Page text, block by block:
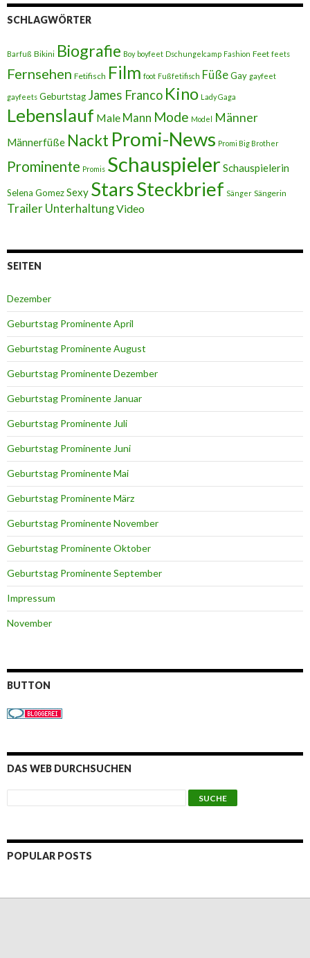
SCHLAGWÖRTER
Barfuß Bikini Biografie Boy boyfeet Dschungelcamp Fashion Feet feets
Fernsehen Fetifisch Film foot Fußfetifisch FüßeGay gayfeet
gayfeets Geburtstag James Franco Kino Lady Gaga
Lebenslauf Male Mann Mode Model Männer
Männerfüße Nackt Promi-News Promi Big Brother
Prominente Promis Schauspieler Schauspielerin
Selena GomezSexy StarsSteckbrief Sänger Sängerin
Trailer UnterhaltungVideo
SEITEN
Dezember
Geburtstag Prominente April
Geburtstag Prominente August
Geburtstag Prominente Dezember
Geburtstag Prominente Januar
Geburtstag Prominente Juli
Geburtstag Prominente Juni
Geburtstag Prominente Mai
Geburtstag Prominente März
Geburtstag Prominente November
Geburtstag Prominente Oktober
Geburtstag Prominente September
Impressum
November
BUTTON
DAS WEB DURCHSUCHEN
POPULAR POSTS